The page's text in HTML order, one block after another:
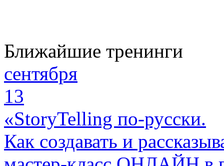
Ближайшие тренинги
сентября
13
«StoryTelling по-русски.
Как создавать и